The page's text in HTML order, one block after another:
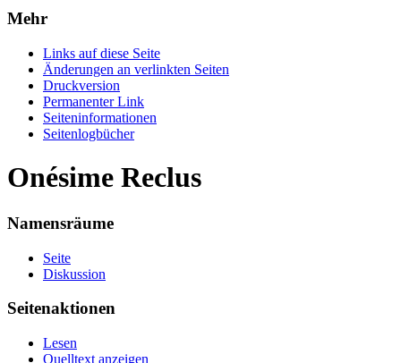
Mehr
Links auf diese Seite
Änderungen an verlinkten Seiten
Druckversion
Permanenter Link
Seiten­informationen
Seitenlogbücher
Onésime Reclus
Namensräume
Seite
Diskussion
Seitenaktionen
Lesen
Quelltext anzeigen